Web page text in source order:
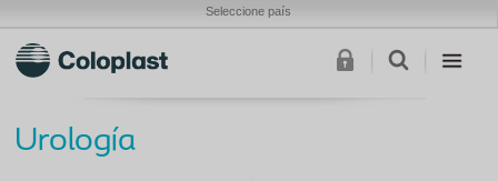
Seleccione país
Urología